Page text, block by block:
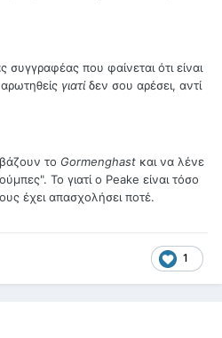
συγγραφέας που φαίνεται ότι είναι
γιατίδεν σου αρέσει, αντί
το Gormenghast και να λένε
Το γιατί ο Peake είναι τόσο
έχει απασχολήσει ποτέ.
1